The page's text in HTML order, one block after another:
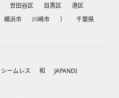
世田谷区 目黒区
港区
横浜市 川崎市 ）
千葉県
シームレス 和
JAPANDI